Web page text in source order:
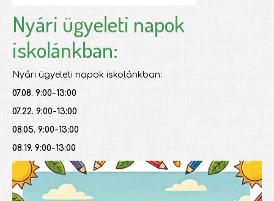
Nyári ügyeleti napok
iskolánkban:
Nyári ügyeleti napok iskolánkban:
07.08. 9:00-13:00
07.22. 9:00-13:00
08.05. 9:00-13:00
08.19. 9:00-13:00